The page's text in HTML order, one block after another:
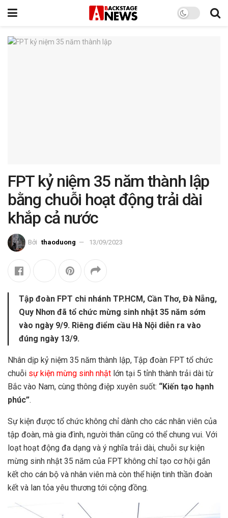
FPT kỷ niệm 35 năm thành lập
bằng chuỗi hoạt động trải dài
khắp cả nước
Bởi thaoduong 13/09/2023
Tập đoàn FPT chi nhánh TP.HCM, Cần Thơ, Đà Nẵng,
Quy Nhơn đã tổ chức mừng sinh nhật 35 năm sớm
vào ngày 9/9. Riêng điểm cầu Hà Nội diễn ra vào
đúng ngày 13/9.
Nhân dịp kỷ niệm 35 năm thành lập, Tập đoàn FPT tổ chức
chuỗi sự kiện mừng sinh nhật lớn tại 5 tỉnh thành trải dài từ
Bắc vào Nam, cùng thông điệp xuyên suốt: “Kiến tạo hạnh
phúc”.
Sự kiện được tổ chức không chỉ dành cho các nhân viên của
tập đoàn, mà gia đình, người thân cũng có thể chung vui. Với
loạt hoạt động đa dạng và ý nghĩa trải dài, chuỗi sự kiện
mừng sinh nhật 35 năm của FPT không chỉ tạo cơ hội gắn
kết cho cán bộ và nhân viên mà còn thể hiện tinh thần đoàn
kết và lan tỏa yêu thương tới cộng đồng.